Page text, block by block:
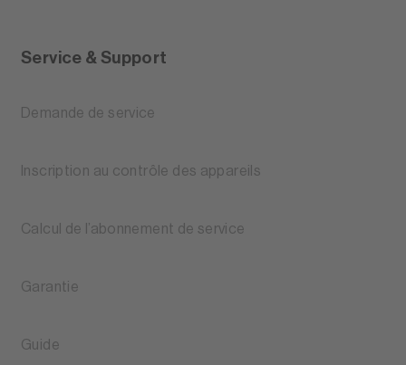
Service & Support
Demande de service
Inscription au contrôle des appareils
Calcul de l’abonnement de service
Garantie
Guide